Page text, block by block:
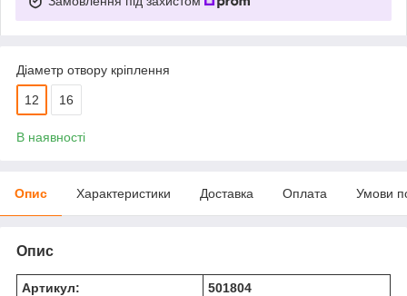
Діаметр отвору кріплення
12 16
В наявності
Опис Характеристики Доставка Оплата Умови
Опис
Артикул:
501804